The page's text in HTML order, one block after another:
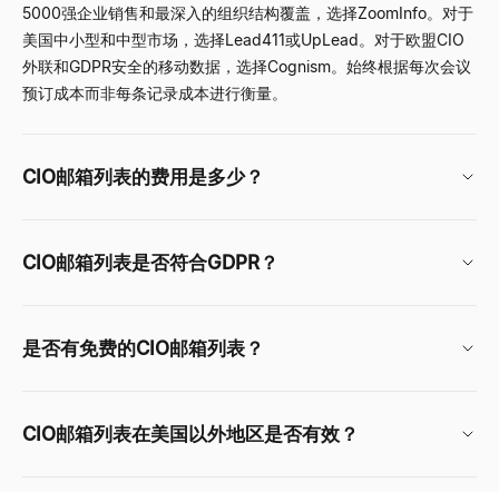
5000强企业销售和最深入的组织结构覆盖，选择ZoomInfo。对于
美国中小型和中型市场，选择Lead411或UpLead。对于欧盟CIO
外联和GDPR安全的移动数据，选择Cognism。始终根据每次会议
预订成本而非每条记录成本进行衡量。
CIO邮箱列表的费用是多少？
CIO邮箱列表是否符合GDPR？
是否有免费的CIO邮箱列表？
CIO邮箱列表在美国以外地区是否有效？